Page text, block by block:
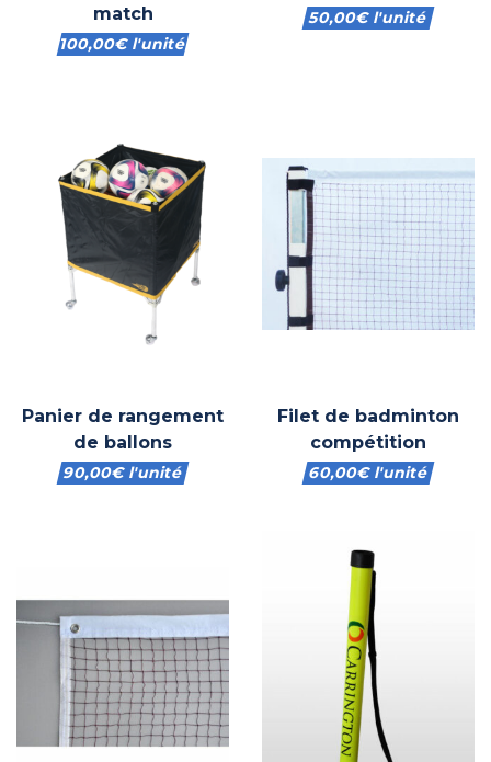
match
100,00€l'unité
50,00€l'unité
Panier de rangement
de ballons
90,00€l'unité
Filet de badminton
compétition
60,00€l'unité